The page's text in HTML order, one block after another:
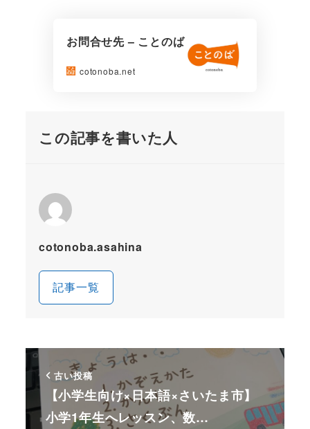
お問合せ先 – ことのば
cotonoba.net
この記事を書いた人
cotonoba.asahina
記事一覧
古い投稿
【小学生向け×日本語×さいたま市】
小学1年生へレッスン、数…